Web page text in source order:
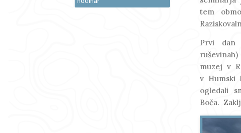
tem
Prvi dan
muzej v
v Humski
ogledali
Boča.